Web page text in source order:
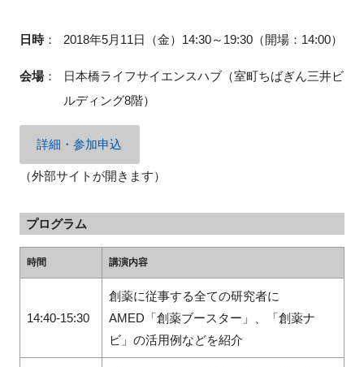
日時： 2018年5月11日（金）14:30～19:30（開場：14:00）
会場：
日本橋ライフサイエンスハブ（室町ちばぎん三井ビ
ルディング8階）
詳細・参加申込
（外部サイトが開きます）
プログラム
時間 講演内容
14:40-15:30
創薬に従事する全ての研究者に
AMED「創薬ブースター」、「創薬ナ
ビ」の活用例などを紹介